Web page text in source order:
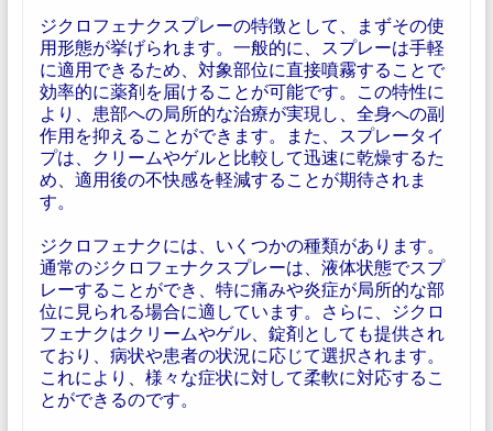
ジクロフェナクスプレーの特徴として、まずその使
用形態が挙げられます。一般的に、スプレーは手軽
に適用できるため、対象部位に直接噴霧することで
効率的に薬剤を届けることが可能です。この特性に
より、患部への局所的な治療が実現し、全身への副
作用を抑えることができます。また、スプレータイ
プは、クリームやゲルと比較して迅速に乾燥するた
め、適用後の不快感を軽減することが期待されま
す。
ジクロフェナクには、いくつかの種類があります。
通常のジクロフェナクスプレーは、液体状態でスプ
レーすることができ、特に痛みや炎症が局所的な部
位に見られる場合に適しています。さらに、ジクロ
フェナクはクリームやゲル、錠剤としても提供され
ており、病状や患者の状況に応じて選択されます。
これにより、様々な症状に対して柔軟に対応するこ
とができるのです。